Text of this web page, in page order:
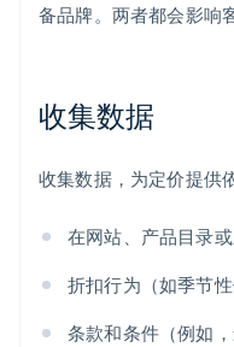
备品牌。两者都会影响
收集数据
收集数据，为定价提供
在网站、产品目录
折扣行为（如季节
条款和条件（例如